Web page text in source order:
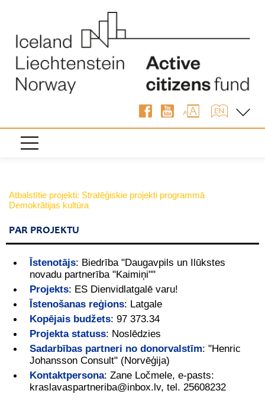
Atbalstītie projekti: Stratēģiskie projekti programmā
Demokrātijas kultūra
PAR PROJEKTU
Īstenotājs: Biedrība "Daugavpils un Ilūkstes
novadu partnerība "Kaimiņi""
Projekts: ES Dienvidlatgalē varu!
Īstenošanas reģions: Latgale
Kopējais budžets: 97 373.34
Projekta statuss: Noslēdzies
Sadarbības partneri no donorvalstīm: "Henric
Johansson Consult" (Norvēģija)
Kontaktpersona: Zane Ločmele, e-pasts:
kraslavaspartneriba@inbox.lv, tel. 25608232